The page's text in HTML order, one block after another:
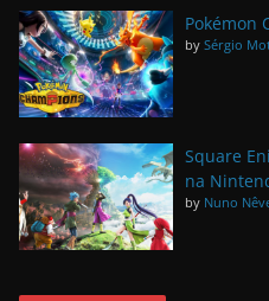
Pokémon
by Sérgio
Square
na
by Nuno